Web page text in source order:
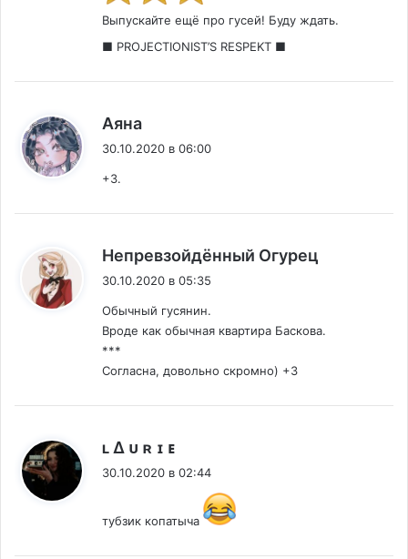
Выпускайте ещё про гусей! Буду ждать.
■ PROJECTIONIST’S RESPEKT ■
Аяна
30.10.2020 в 06:00
+3.
Непревзойдëнный Огурец
30.10.2020 в 05:35
Обычный гусянин.
Вроде как обычная квартира Баскова.
***
Согласна, довольно скромно) +3
ʟ ∆ ᴜ ʀ ɪ ᴇ
30.10.2020 в 02:44
тубзик копатыча